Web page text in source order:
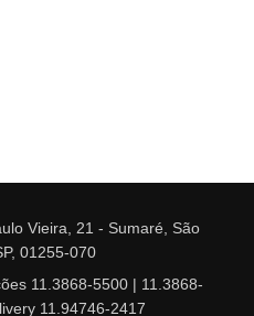
Vieira, 21 - Sumaré, São
01255-070
11.3868-5500 | 11.3868-
11.94746-2417